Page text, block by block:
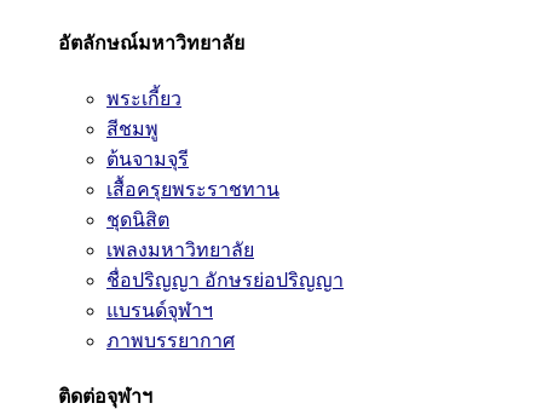
อัตลักษณ์มหาวิทยาลัย
พระเกี้ยว
สีชมพู
ต้นจามจุรี
เสื้อครุยพระราชทาน
ชุดนิสิต
เพลงมหาวิทยาลัย
ชื่อปริญญา อักษรย่อปริญญา
แบรนด์จุฬาฯ
ภาพบรรยากาศ
ติดต่อจุฬาฯ